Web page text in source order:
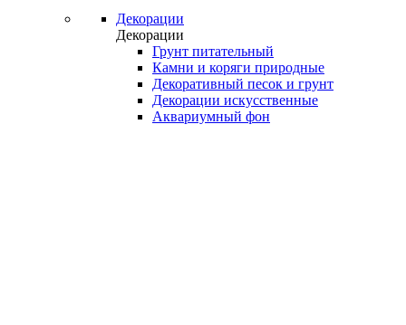
Декорации
Декорации
Грунт питательный
Камни и коряги природные
Декоративный песок и грунт
Декорации искусственные
Аквариумный фон